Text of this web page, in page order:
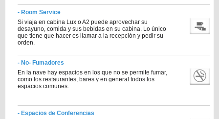
- Room Service
Si viaja en cabina Lux o A2 puede aprovechar su
desayuno, comida y sus bebidas en su cabina. Lo único
que tiene que hacer es llamar a la recepción y pedir su
orden.
- No- Fumadores
En la nave hay espacios en los que no se permite fumar,
como los restaurantes, bares y en general todos los
espacios comunes.
- Espacios de Conferencias